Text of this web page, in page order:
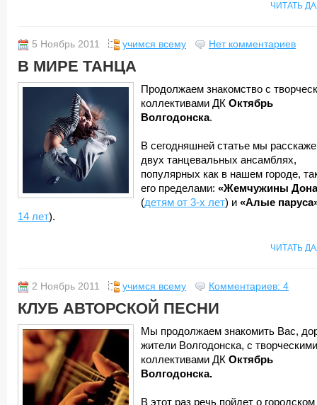
ЧИТАТЬ
5 Ноябрь 2011 учимся всему Нет комментариев
В МИРЕ ТАНЦА
Продолжаем знакомство с
коллективами ДК Октябрь
Волгодонска.
В сегодняшней статье мы
двух танцевальных ансамблях,
популярных как в нашем городе,
его пределами: «Жемчужины
(детям от 3-х лет) и «Алые
14 лет).
ЧИТАТЬ
2 Ноябрь 2011 учимся всему Комментариев: 4
КЛУБ АВТОРСКОЙ ПЕСНИ
Мы продолжаем знакомить Вас,
жители Волгодонска, с творческими
коллективами ДК Октябрь
Волгодонска.
В этот раз речь пойдет о городском